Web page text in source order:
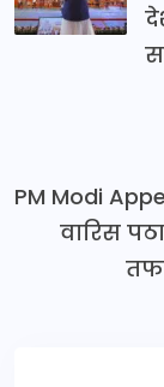
PM Modi
वारिस